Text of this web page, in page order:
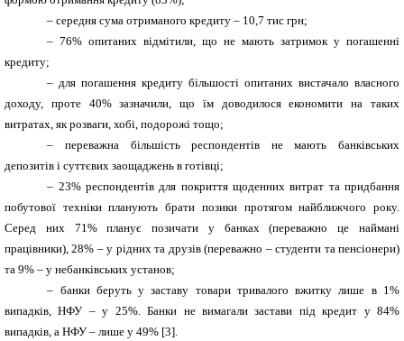
– середня сума отриманого кредиту – 10,7 тис грн;
– 76% опитаних відмітили, що не мають затримок у погашенні
кредиту;
– для погашення кредиту більшості опитаних вистачало власного
доходу, проте 40% зазначили, що їм доводилося економити на таких
витратах, як розваги, хобі, подорожі тощо;
– переважна більшість респондентів не мають банківських
депозитів і суттєвих заощаджень в готівці;
– 23% респондентів для покриття щоденних витрат та придбання
побутової техніки планують брати позики протягом найближчого року.
Серед них 71% планує позичати у банках (переважно це наймані
працівники), 28% – у рідних та друзів (переважно – студенти та пенсіонери)
та 9% – у небанківських установ;
– банки беруть у заставу товари тривалого вжитку лише в 1%
випадків, НФУ – у 25%. Банки не вимагали застави під кредит у 84%
випадків, а НФУ – лише у 49% [3].